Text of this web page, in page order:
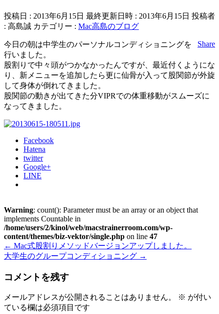
投稿日 : 2013年6月15日 最終更新日時 : 2013年6月15日 投稿者
: 高島誠 カテゴリー : Mac高島のブログ
Share
今日の朝は中学生のパーソナルコンディショニングを
行いました。
股割りで中々頭がつかなかったんですが、最近付くようにな
り、新メニューを追加したら更に仙骨が入って股関節が外旋
して身体が倒れてきました。
股関節の動きが出てきた分VIPRでの体重移動がスムーズに
なってきました。
Facebook
Hatena
twitter
Google+
LINE
Warning: count(): Parameter must be an array or an object that
implements Countable in
/home/users/2/kinol/web/macstrainerroom.com/wp-
content/themes/biz-vektor/single.php on line 47
← Mac式股割りメソッドバージョンアップしました。
大学生のグループコンディショニング →
コメントを残す
メールアドレスが公開されることはありません。 ※ が付い
ている欄は必須項目です